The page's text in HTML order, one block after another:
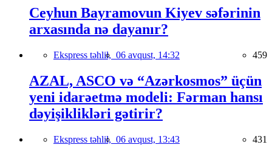
Ceyhun Bayramovun Kiyev səfərinin
arxasında nə dayanır?
Ekspress təhlil, 06 avqust, 14:32 459
AZAL, ASCO və “Azərkosmos” üçün
yeni idarəetmə modeli: Fərman hansı
dəyişiklikləri gətirir?
Ekspress təhlil, 06 avqust, 13:43 431